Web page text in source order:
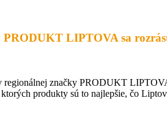
PRODUKT LIPTOVA sa
regionálnej značky PRODUKT
produkty sú to najlepšie, čo